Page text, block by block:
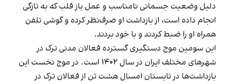
دلیل وضعیت جسمانی نامناسب و عمل باز قلب که به تازگی
انجام داده است، از بازداشت او صرف‌نظر کرده و گوشی تلفن
همراه او را ضبط کردند و با خود بردند.
این سومین موج دستگیری گسترده فعالان مدنی ترک در
شهرهای مختلف ایران در سال ۱۴۰۲ است. در موج نخست این
بازداشت‌ها در تابستان امسال هشت تن از فعالان ترک در